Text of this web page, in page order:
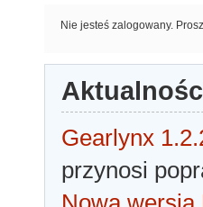
Nie jesteś zalogowany.
Gearlynx
przynosi